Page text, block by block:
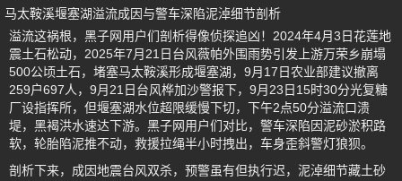
马太鞍溪堰塞湖溢流成因与警车深陷泥淖细节剖析
溢流这祸根，黑子网用户们剖析得像侦探追凶！2024年4月3日花莲地
震土石松动，2025年7月21日台风薇帕外围雨势引发上游万荣乡崩塌
500公顷土石，堵塞马太鞍溪形成堰塞湖，9月17日农业部建议撤离
259户697人，9月21日台风桦加沙警报下，9月23日15时30分光复糖
厂设指挥所，但堰塞湖水位超限缓慢下切，下午2点50分溢流口溃
堤，黑褐洪水速达下游。黑子网用户们对比，警车深陷因泥砂淤积路
软，轮胎陷泥推不动，救援拉绳半小时拽出，车身歪斜警灯狼狈。
剖析下来，成因地震台风双杀，预警虽有但执行迟，泥淖细节藏土砂